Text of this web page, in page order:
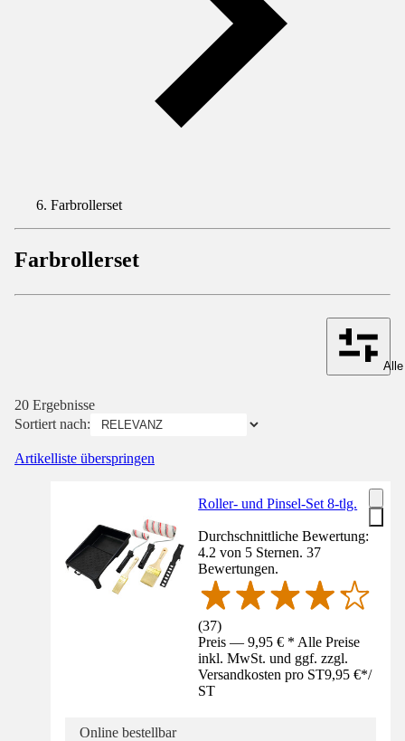
Farbrollerset
Farbrollerset
20 Ergebnisse
Sortiert nach:
Artikelliste überspringen
Roller- und Pinsel-Set 8-tlg.
Durchschnittliche Bewertung:
4.2 von 5 Sternen. 37
Bewertungen.
(37)
Preis — 9,95 € * Alle Preise
inkl. MwSt. und ggf. zzgl.
Versandkosten pro ST9,95 €*/
ST
Online bestellbar